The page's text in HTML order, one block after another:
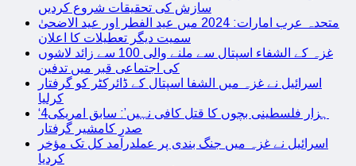
سازش کی تحقیقات شروع کردیں
متحدہ عرب امارات: 2024 میں عید الفطر اور عید الاضحیٰ
سمیت دیگر تعطیلات کا اعلان
غزہ کے الشفاء اسپتال سے ملنے والی 100 سے زائد لاشوں
کی اجتماعی قبر میں تدفین
اسرائیل نے غزہ میں الشفا اسپتال کے ڈائرکٹر کو گرفتار
کرلیا
‘4ہزار فلسطینی بچوں کا قتل کافی نہیں’: سابق امریکی
صدر کامشیر گرفتار
اسرائیل نے غزہ میں جنگ بندی پر عملدرآمد کل تک مؤخر
کردیا